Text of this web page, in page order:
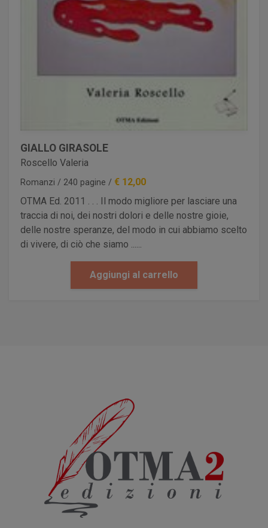
GIALLO GIRASOLE
Roscello Valeria
Romanzi / 240 pagine /€ 12,00
OTMA Ed. 2011 . . . Il modo migliore per lasciare una
traccia di noi, dei nostri dolori e delle nostre gioie,
delle nostre speranze, del modo in cui abbiamo scelto
di vivere, di ciò che siamo ......
Aggiungi al carrello